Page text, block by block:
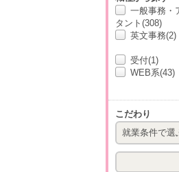
一般事務・
タント(308)
英文事務(2)
受付(1)
WEB系(43)
こだわり